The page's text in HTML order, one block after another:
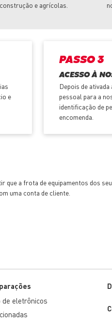
e agrícolas.
e
PASSO 3
ACESSO À
Depois de
pessoal para a
identificação de
encomenda.
que a frota de equipamentos dos
uma conta de cliente.
eletrônicos